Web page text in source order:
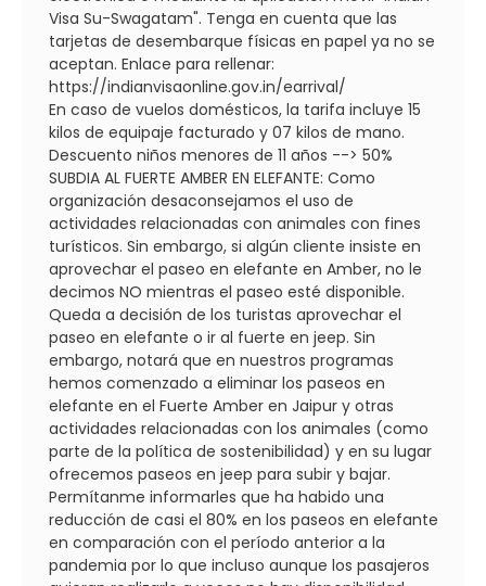
Visa Su-Swagatam". Tenga en cuenta que las
tarjetas de desembarque físicas en papel ya no se
aceptan. Enlace para rellenar:
https://indianvisaonline.gov.in/earrival/
En caso de vuelos domésticos, la tarifa incluye 15
kilos de equipaje facturado y 07 kilos de mano.
Descuento niños menores de 11 años --> 50%
SUBDIA AL FUERTE AMBER EN ELEFANTE: Como
organización desaconsejamos el uso de
actividades relacionadas con animales con fines
turísticos. Sin embargo, si algún cliente insiste en
aprovechar el paseo en elefante en Amber, no le
decimos NO mientras el paseo esté disponible.
Queda a decisión de los turistas aprovechar el
paseo en elefante o ir al fuerte en jeep. Sin
embargo, notará que en nuestros programas
hemos comenzado a eliminar los paseos en
elefante en el Fuerte Amber en Jaipur y otras
actividades relacionadas con los animales (como
parte de la política de sostenibilidad) y en su lugar
ofrecemos paseos en jeep para subir y bajar.
Permítanme informarles que ha habido una
reducción de casi el 80% en los paseos en elefante
en comparación con el período anterior a la
pandemia por lo que incluso aunque los pasajeros